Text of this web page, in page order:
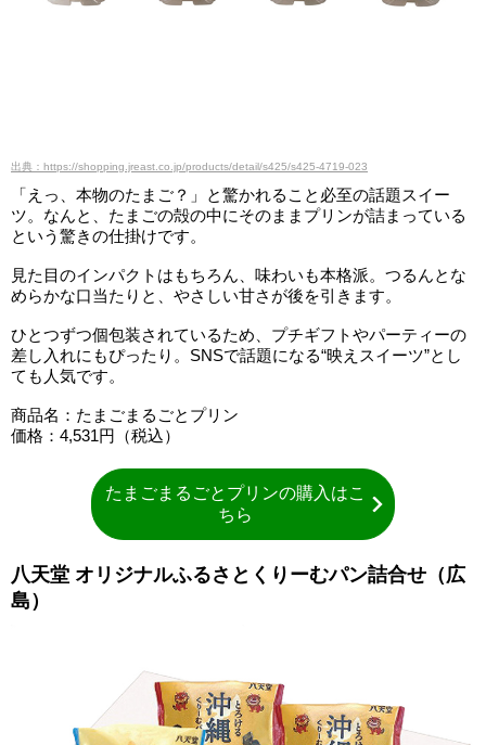
出典：https://shopping.jreast.co.jp/products/detail/s425/s425-4719-023
「えっ、本物のたまご？」と驚かれること必至の話題スイー
ツ。なんと、たまごの殻の中にそのままプリンが詰まっている
という驚きの仕掛けです。
見た目のインパクトはもちろん、味わいも本格派。つるんとな
めらかな口当たりと、やさしい甘さが後を引きます。
ひとつずつ個包装されているため、プチギフトやパーティーの
差し入れにもぴったり。SNSで話題になる“映えスイーツ”とし
ても人気です。
商品名：たまごまるごとプリン
価格：4,531円（税込）
たまごまるごとプリンの購入はこ
ちら
八天堂 オリジナルふるさとくりーむパン詰合せ（広
島）